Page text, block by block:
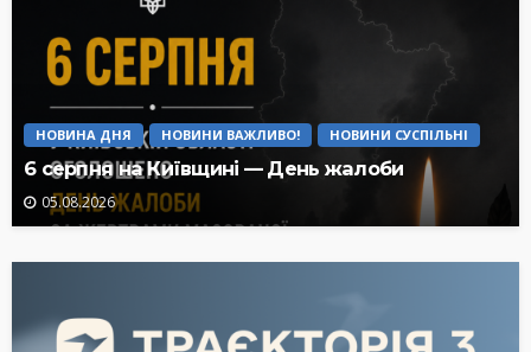
НОВИНА ДНЯ НОВИНИ ВАЖЛИВО! НОВИНИ СУСПІЛЬНІ
6 серпня на Київщині — День жалоби
05.08.2026